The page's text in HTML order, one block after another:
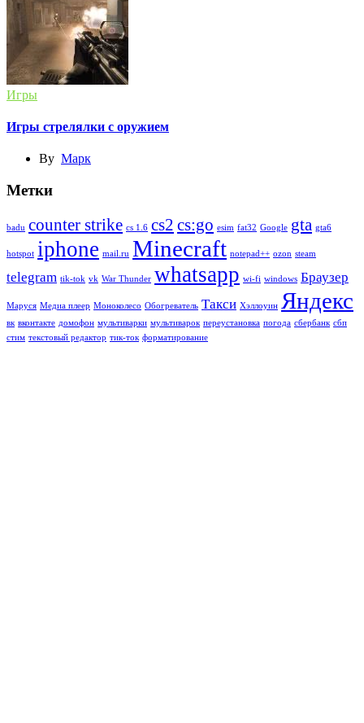
Игры
Игры стрелялки с оружием
By Марк
Метки
badu counter strike cs 1.6 cs2 cs:go esim fat32 Google gta gta6
hotspot iphone mail.ru Minecraft notepad++ ozon steam
telegram tik-tok vk War Thunder whatsapp wi-fi windows Браузер
Маруся Медиа плеер Моноколесо Обогреватель Такси Хэллоуин Яндекс
вк вконтакте домофон мультиварки мультиварок переустановка погода сбербанк сбп
стим текстовый редактор тик-ток форматирование